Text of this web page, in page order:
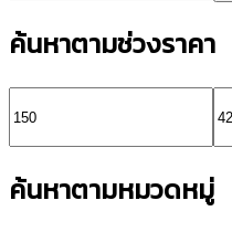
ค้นหาตามช่วงราคา
ราคา
ต่ำ
สุด
ราคา
สูงสุด
ค้นหาตามหมวดหมู่